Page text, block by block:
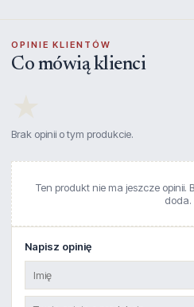
OPINIE KLIENTÓW
Co mówią klienci
Brak opinii o tym produkcie.
Ten produkt nie ma jeszcze opinii.
doda.
Napisz opinię